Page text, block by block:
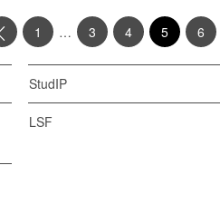
1 … 3 4 5 6
StudIP
LSF